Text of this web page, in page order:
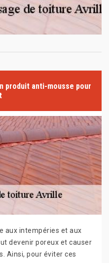
produit anti-mousse pour
aux intempéries et aux
devenir poreux et causer
Ainsi, pour éviter ces